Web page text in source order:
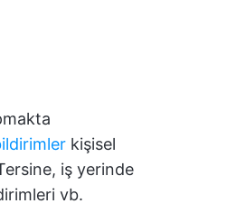
kişisel
iş yerinde
vb.